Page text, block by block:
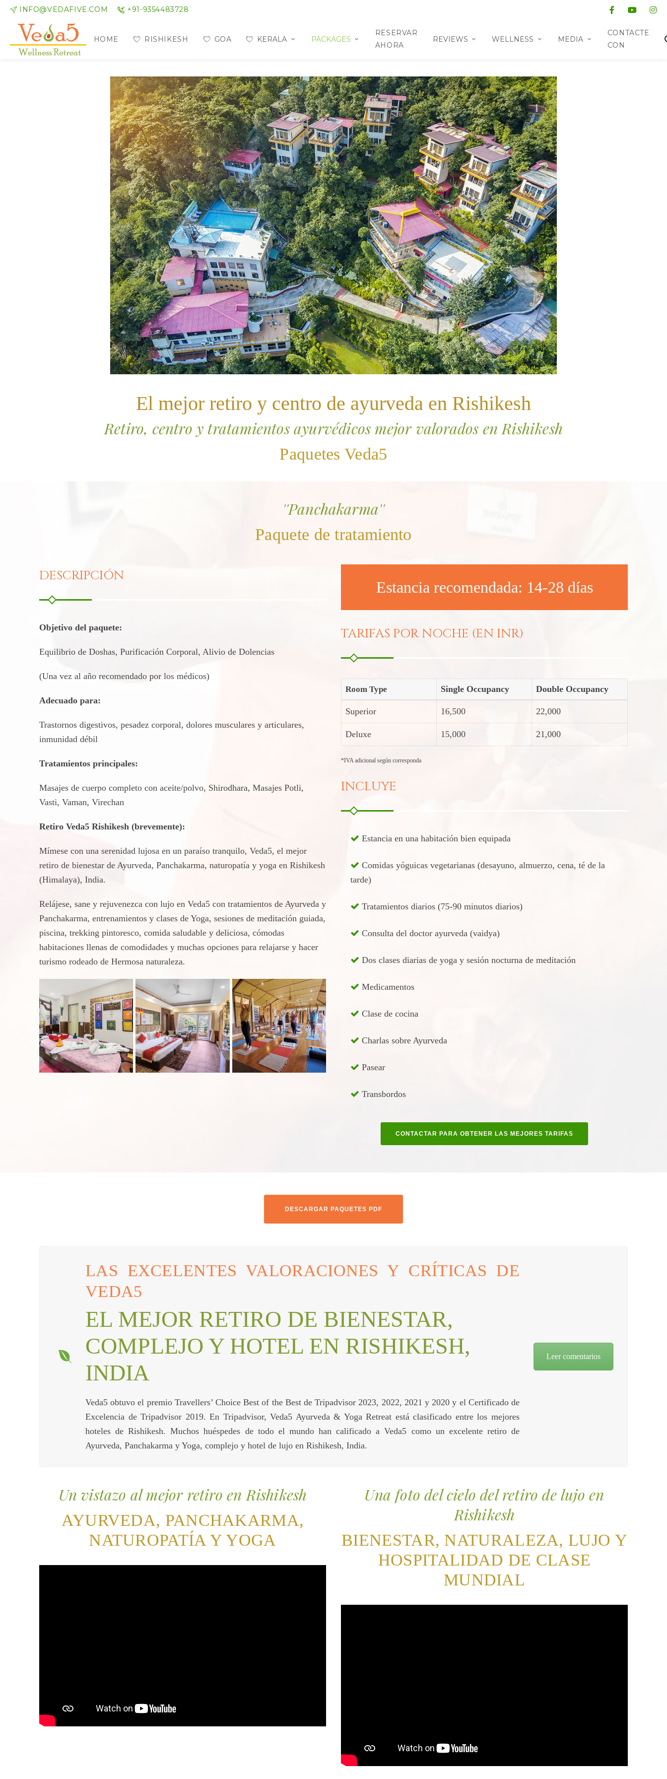
INFO@VEDAFIVE.COM +91-9354483728
HOME RISHIKESH GOA KERALA PACKAGES
RESERVAR
AHORA
REVIEWS WELLNESS MEDIA
CONTACTE
CON
El mejor retiro y centro de ayurveda en Rishikesh
Retiro, centro y tratamientos ayurvédicos mejor valorados en Rishikesh
Paquetes Veda5
''Panchakarma''
Paquete de tratamiento
DESCRIPCIÓN
Objetivo del paquete:
Equilibrio de Doshas, ​​Purificación Corporal, Alivio de Dolencias
(Una vez al año recomendado por los médicos)
Adecuado para:
Trastornos digestivos, pesadez corporal, dolores musculares y articulares,
inmunidad débil
Tratamientos principales:
Masajes de cuerpo completo con aceite/polvo, Shirodhara, Masajes Potli,
Vasti, Vaman, Virechan
Retiro Veda5 Rishikesh (brevemente):
Mímese con una serenidad lujosa en un paraíso tranquilo, Veda5, el mejor
retiro de bienestar de Ayurveda, Panchakarma, naturopatía y yoga en Rishikesh
(Himalaya), India.
Relájese, sane y rejuvenezca con lujo en Veda5 con tratamientos de Ayurveda y
Panchakarma, entrenamientos y clases de Yoga, sesiones de meditación guiada,
piscina, trekking pintoresco, comida saludable y deliciosa, cómodas
habitaciones llenas de comodidades y muchas opciones para relajarse y hacer
turismo rodeado de Hermosa naturaleza.
Estancia recomendada: 14-28 días
TARIFAS POR NOCHE (EN INR)
Room Type Single Occupancy Double Occupancy
Superior 16,500 22,000
Deluxe 15,000 21,000
*IVA adicional según corresponda
INCLUYE
Estancia en una habitación bien equipada
Comidas yóguicas vegetarianas (desayuno, almuerzo, cena, té de la
tarde)
Tratamientos diarios (75-90 minutos diarios)
Consulta del doctor ayurveda (vaidya)
Dos clases diarias de yoga y sesión nocturna de meditación
Medicamentos
Clase de cocina
Charlas sobre Ayurveda
Pasear
Transbordos
CONTACTAR PARA OBTENER LAS MEJORES TARIFAS
DESCARGAR PAQUETES PDF
LAS EXCELENTES VALORACIONES Y CRÍTICAS DE
VEDA5
EL MEJOR RETIRO DE BIENESTAR,
COMPLEJO Y HOTEL EN RISHIKESH,
INDIA
Veda5 obtuvo el premio Travellers’ Choice Best of the Best de Tripadvisor 2023, 2022, 2021 y 2020 y el Certificado de
Excelencia de Tripadvisor 2019. En Tripadvisor, Veda5 Ayurveda & Yoga Retreat está clasificado entre los mejores
hoteles de Rishikesh. Muchos huéspedes de todo el mundo han calificado a Veda5 como un excelente retiro de
Ayurveda, Panchakarma y Yoga, complejo y hotel de lujo en Rishikesh, India.
Leer comentarios
Un vistazo al mejor retiro en Rishikesh
AYURVEDA, PANCHAKARMA,
NATUROPATÍA Y YOGA
Una foto del cielo del retiro de lujo en
Rishikesh
BIENESTAR, NATURALEZA, LUJO Y
HOSPITALIDAD DE CLASE
MUNDIAL